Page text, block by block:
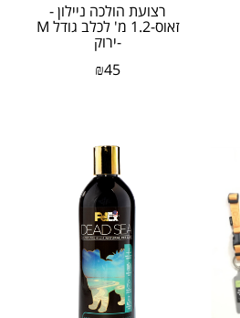
רצועת הולכה ניילון -
זאוס-1.2 מ' לכלב גודל M
-ירוק
₪45